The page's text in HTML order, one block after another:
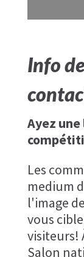
Info
Ayez
Les
medium
l'image
vous
visiteurs!
Salon